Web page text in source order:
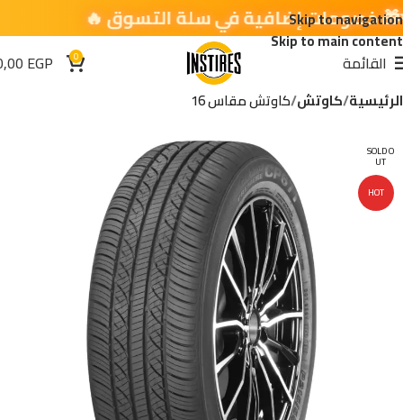
Skip to navigation
Skip to main content
القائمة 0
EGP
الرئيسية كاوتش كاوتش مقاس 16
SOLD O
UT
HOT